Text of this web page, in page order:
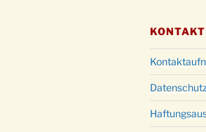
KONTAKT
Datenschutz